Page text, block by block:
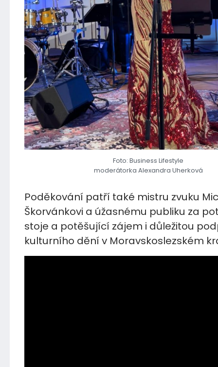
Foto: Business Lifestyle
moderátorka Alexandra Uherková
Poděkování patří také mistru zvuku
Škorvánkovi a úžasnému publiku za
stoje a potěšující zájem i důležitou
kulturního dění v Moravskoslezském